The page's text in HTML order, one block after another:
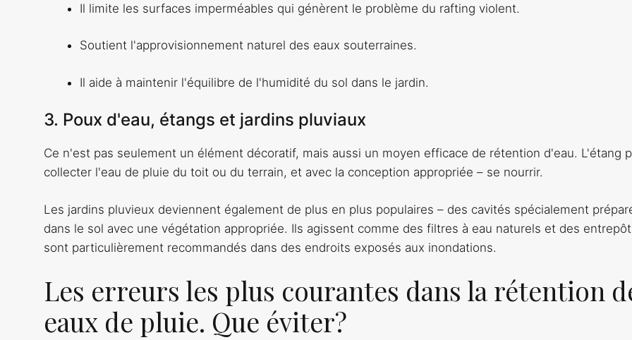
Il limite les surfaces imperméables qui génèrent le problème du rafting violent.
Soutient l'approvisionnement naturel des eaux souterraines.
Il aide à maintenir l'équilibre de l'humidité du sol dans le jardin.
3. Poux d'eau, étangs et jardins pluviaux
Ce n'est pas seulement un élément décoratif, mais aussi un moyen efficace de rétention d'eau. L'étang
collecter l'eau de pluie du toit ou du terrain, et avec la conception appropriée – se nourrir.
Les jardins pluvieux deviennent également de plus en plus populaires – des cavités spécialement
dans le sol avec une végétation appropriée. Ils agissent comme des filtres à eau naturels et des
sont particulièrement recommandés dans des endroits exposés aux inondations.
Les erreurs les plus courantes dans la rétention
eaux de pluie. Que éviter?